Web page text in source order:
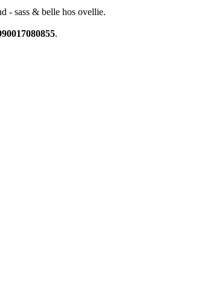
- sass & belle hos ovellie.
.